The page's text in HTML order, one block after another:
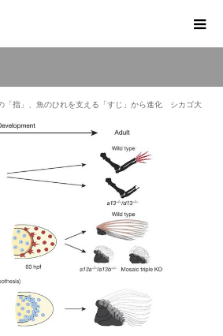
「指」、魚のひれを支える「すじ」から進化 シカゴ大